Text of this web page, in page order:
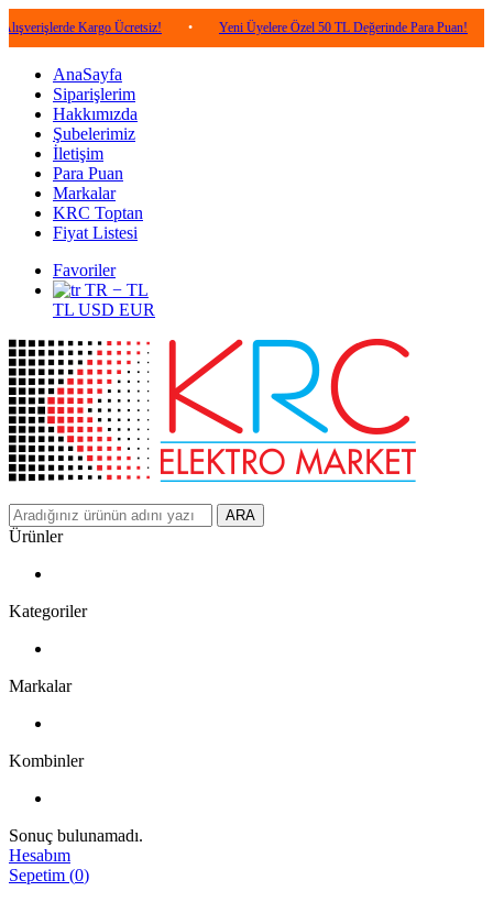
Kargo Ücretsiz! • Yeni Üyelere Özel 50 TL Değerinde Para Puan! •
AnaSayfa
Siparişlerim
Hakkımızda
Şubelerimiz
İletişim
Para Puan
Markalar
KRC Toptan
Fiyat Listesi
Favoriler
TR − TL
TL USD EUR
ARA
Ürünler
Kategoriler
Markalar
Kombinler
Sonuç bulunamadı.
Hesabım
Sepetim (0)